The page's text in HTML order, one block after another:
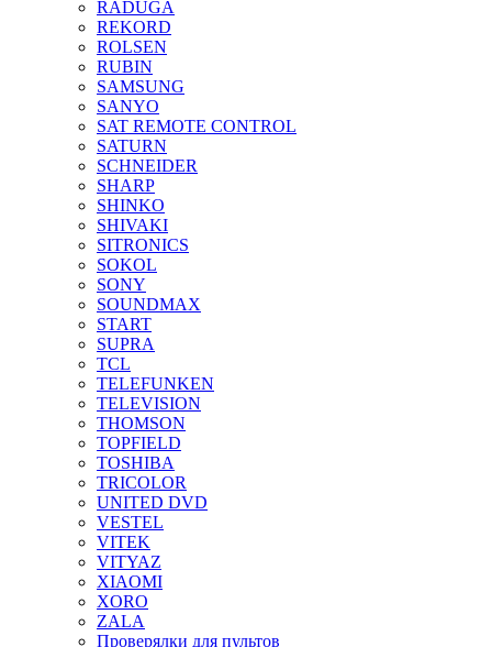
RADUGA
REKORD
ROLSEN
RUBIN
SAMSUNG
SANYO
SAT REMOTE CONTROL
SATURN
SCHNEIDER
SHARP
SHINKO
SHIVAKI
SITRONICS
SOKOL
SONY
SOUNDMAX
START
SUPRA
TCL
TELEFUNKEN
TELEVISION
THOMSON
TOPFIELD
TOSHIBA
TRICOLOR
UNITED DVD
VESTEL
VITEK
VITYAZ
XIAOMI
XORO
ZALA
Проверялки для пультов